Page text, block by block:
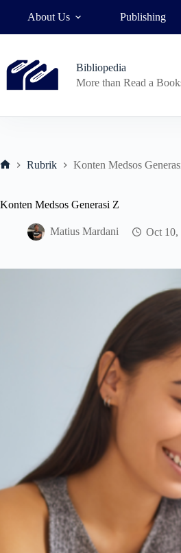
About Us Publishing
Bibliopedia
More than Read a
Rubrik Konten Medsos
Konten Medsos Generasi Z
Matius Mardani Oct 10,